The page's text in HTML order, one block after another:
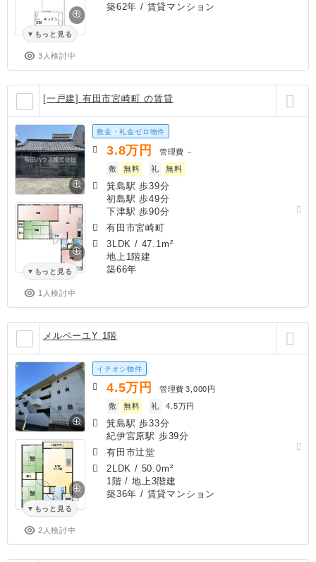
もっと見る
3人検討中
築62年 / 賃貸マンション
[一戸建] 有田市宮崎町 の賃貸
もっと見る
1人検討中
敷金・礼金ゼロ物件
3.8万円 管理費 －
敷
無料 礼 無料
箕島駅 歩39分
初島駅 歩49分
下津駅 歩90分
有田市宮崎町
3LDK / 47.1m²
地上1階建
築66年
メルベーユY 1階
もっと見る
2人検討中
イチオシ物件
4.5万円 管理費 3,000円
敷
無料 礼 4.5万円
箕島駅 歩33分
紀伊宮原駅 歩39分
有田市辻堂
2LDK / 50.0m²
1階 / 地上3階建
築36年 / 賃貸マンション